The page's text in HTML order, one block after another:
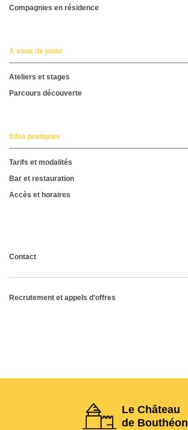
Compagnies en résidence
A vous de jouer
Ateliers et stages
Parcours découverte
Infos pratiques
Tarifs et modalités
Bar et restauration
Accès et horaires
Contact
Recrutement et appels d’offres
Le Château
de Bouthéon